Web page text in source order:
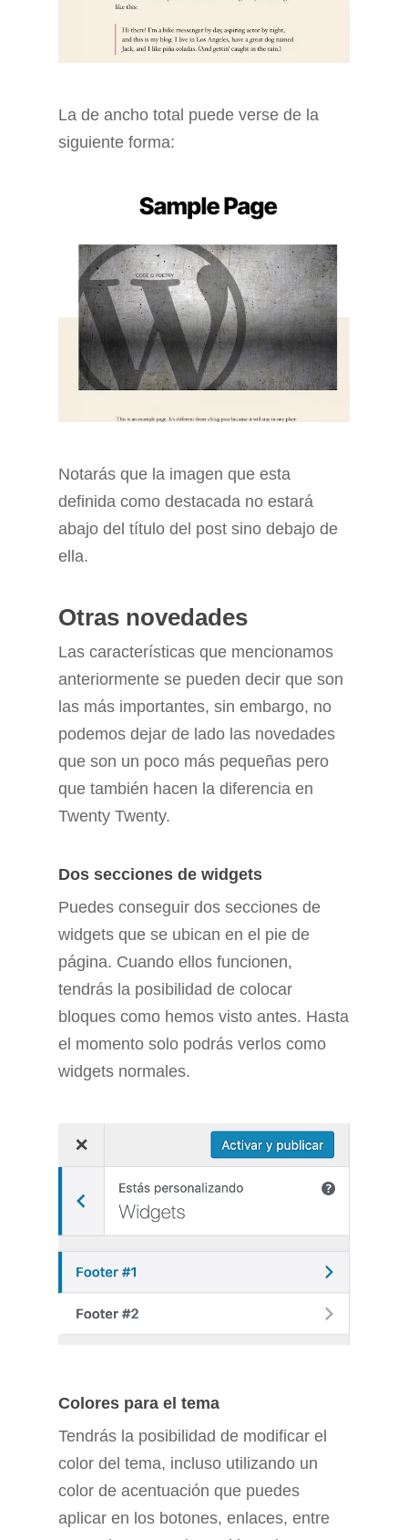
La de ancho total puede verse de la
siguiente forma:
Notarás que la imagen que esta
definida como destacada no estará
abajo del título del post sino debajo de
ella.
Otras novedades
Las características que mencionamos
anteriormente se pueden decir que son
las más importantes, sin embargo, no
podemos dejar de lado las novedades
que son un poco más pequeñas pero
que también hacen la diferencia en
Twenty Twenty.
Dos secciones de widgets
Puedes conseguir dos secciones de
widgets que se ubican en el pie de
página. Cuando ellos funcionen,
tendrás la posibilidad de colocar
bloques como hemos visto antes. Hasta
el momento solo podrás verlos como
widgets normales.
Colores para el tema
Tendrás la posibilidad de modificar el
color del tema, incluso utilizando un
color de acentuación que puedes
aplicar en los botones, enlaces, entre